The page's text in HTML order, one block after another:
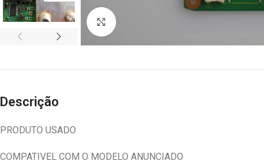
Descrição
PRODUTO USADO
COMPATIVEL COM O MODELO ANUNCIADO